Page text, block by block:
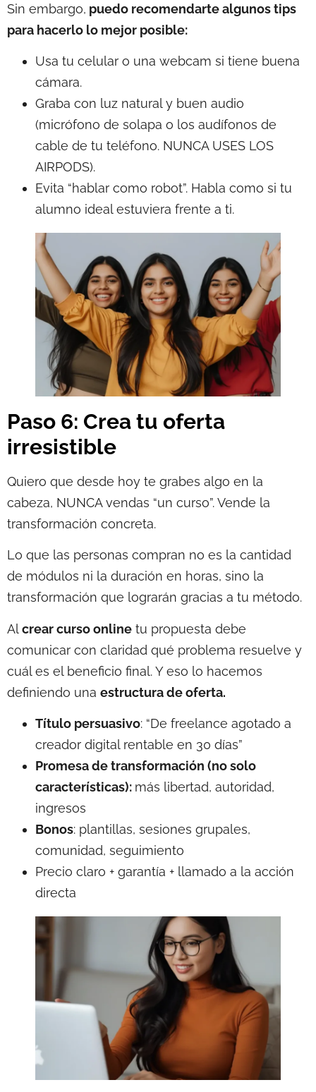
Sin embargo, puedo recomendarte algunos tips
para hacerlo lo mejor posible:
Usa tu celular o una webcam si tiene buena
cámara.
Graba con luz natural y buen audio
(micrófono de solapa o los audífonos de
cable de tu teléfono. NUNCA USES LOS
AIRPODS).
Evita “hablar como robot”. Habla como si tu
alumno ideal estuviera frente a ti.
Paso 6: Crea tu oferta
irresistible
Quiero que desde hoy te grabes algo en la
cabeza, NUNCA vendas “un curso”. Vende la
transformación concreta.
Lo que las personas compran no es la cantidad
de módulos ni la duración en horas, sino la
transformación que lograrán gracias a tu método.
Alcrear curso online tu propuesta debe
comunicar con claridad qué problema resuelve y
cuál es el beneficio final. Y eso lo hacemos
definiendo una estructura de oferta.
Título persuasivo: “De freelance agotado a
creador digital rentable en 30 días”
Promesa de transformación (no solo
características): más libertad, autoridad,
ingresos
Bonos: plantillas, sesiones grupales,
comunidad, seguimiento
Precio claro + garantía + llamado a la acción
directa